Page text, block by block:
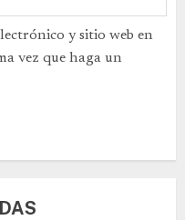
y sitio web en
vez que haga un